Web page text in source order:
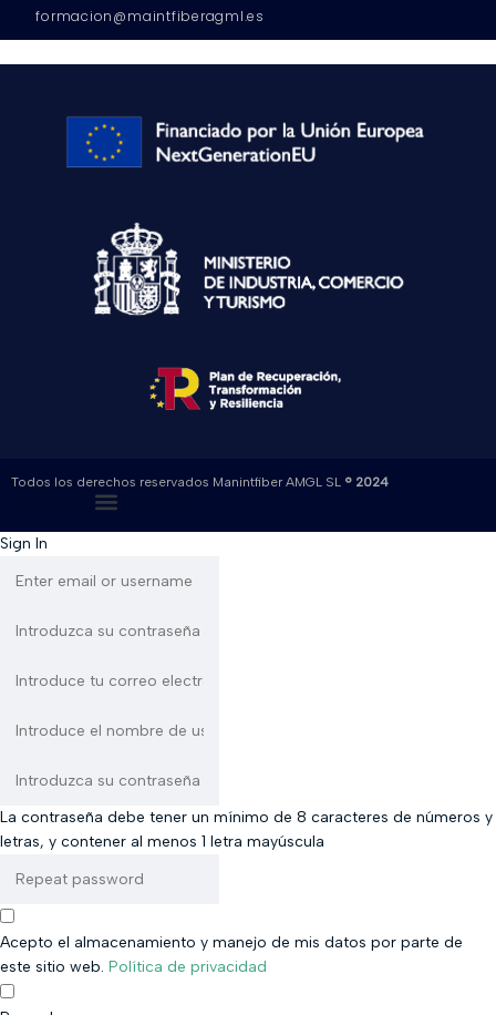
formacion@maintfiberagml.es
Todos los derechos reservados Manintfiber AMGL SL ® 2024
Sign In
La contraseña debe tener un mínimo de 8 caracteres de números y
letras, y contener al menos 1 letra mayúscula
Acepto el almacenamiento y manejo de mis datos por parte de
este sitio web. Política de privacidad